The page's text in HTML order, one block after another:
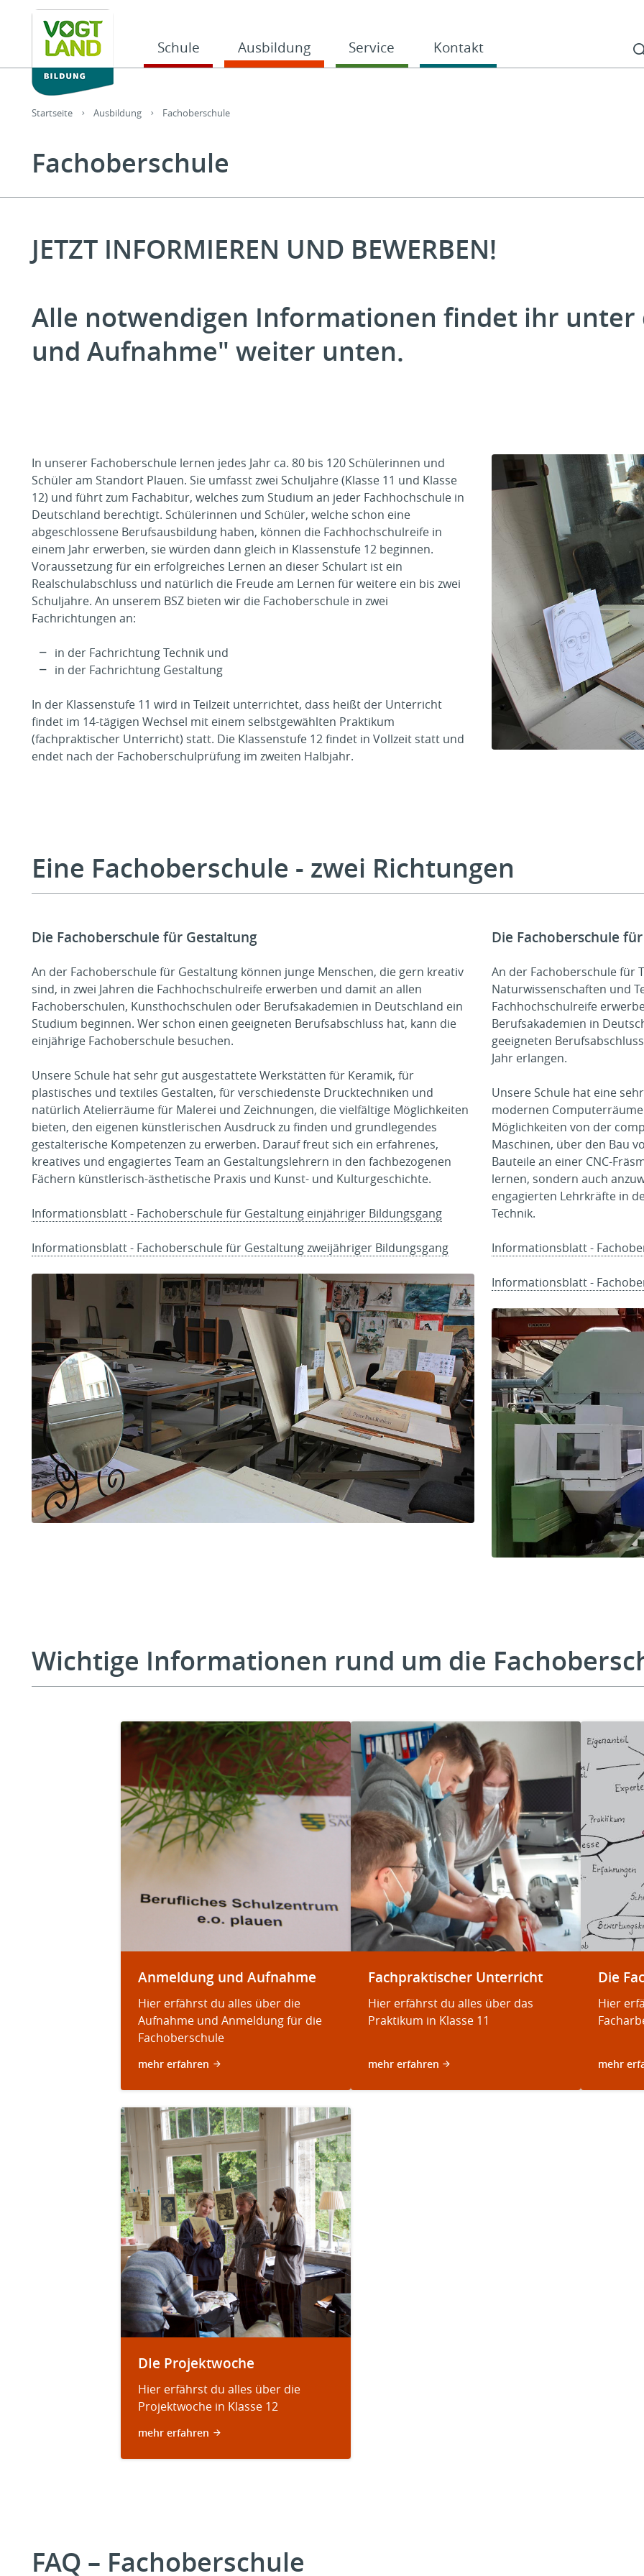
Hauptnavigation
Schule Ausbildung Service Kontakt
Sie sind hier:
Startseite Ausbildung Fachoberschule
Fachoberschule
JETZT INFORMIEREN UND BEWERBEN!
Alle notwendigen Informationen findet ihr unter
und Aufnahme" weiter unten.
In unserer Fachoberschule lernen jedes Jahr ca. 80 bis 120 Schülerinnen und
Schüler am Standort Plauen. Sie umfasst zwei Schuljahre (Klasse 11 und Klasse
12) und führt zum Fachabitur, welches zum Studium an jeder Fachhochschule in
Deutschland berechtigt. Schülerinnen und Schüler, welche schon eine
abgeschlossene Berufsausbildung haben, können die Fachhochschulreife in
einem Jahr erwerben, sie würden dann gleich in Klassenstufe 12 beginnen.
Voraussetzung für ein erfolgreiches Lernen an dieser Schulart ist ein
Realschulabschluss und natürlich die Freude am Lernen für weitere ein bis zwei
Schuljahre. An unserem BSZ bieten wir die Fachoberschule in zwei
Fachrichtungen an:
in der Fachrichtung Technik und
in der Fachrichtung Gestaltung
In der Klassenstufe 11 wird in Teilzeit unterrichtet, dass heißt der Unterricht
findet im 14-tägigen Wechsel mit einem selbstgewählten Praktikum
(fachpraktischer Unterricht) statt. Die Klassenstufe 12 findet in Vollzeit statt und
endet nach der Fachoberschulprüfung im zweiten Halbjahr.
Eine Fachoberschule - zwei Richtungen
Die Fachoberschule für Gestaltung
An der Fachoberschule für Gestaltung können junge Menschen, die gern kreativ
sind, in zwei Jahren die Fachhochschulreife erwerben und damit an allen
Fachoberschulen, Kunsthochschulen oder Berufsakademien in Deutschland ein
Studium beginnen. Wer schon einen geeigneten Berufsabschluss hat, kann die
einjährige Fachoberschule besuchen.
Unsere Schule hat sehr gut ausgestattete Werkstätten für Keramik, für
plastisches und textiles Gestalten, für verschiedenste Drucktechniken und
natürlich Atelierräume für Malerei und Zeichnungen, die vielfältige Möglichkeiten
bieten, den eigenen künstlerischen Ausdruck zu finden und grundlegendes
gestalterische Kompetenzen zu erwerben. Darauf freut sich ein erfahrenes,
kreatives und engagiertes Team an Gestaltungslehrern in den fachbezogenen
Fächern künstlerisch-ästhetische Praxis und Kunst- und Kulturgeschichte.
Informationsblatt - Fachoberschule für Gestaltung einjähriger Bildungsgang
Informationsblatt - Fachoberschule für Gestaltung zweijähriger Bildungsgang
Die Fachoberschule
An der Fachoberschule für
Naturwissenschaften und
Fachhochschulreife
Berufsakademien in
geeigneten
Jahr erlangen.
Unsere Schule hat eine
modernen
Möglichkeiten von der
Maschinen, über den Bau
Bauteile an einer CNC-
lernen, sondern auch
engagierten Lehrkräfte in
Technik.
Informationsblatt -
Informationsblatt -
Wichtige Informationen rund um die
Anmeldung und Aufnahme
Hier erfährst du alles über die
Aufnahme und Anmeldung für die
Fachoberschule
mehr erfahren
Fachpraktischer Unterricht
Hier erfährst du alles über das
Praktikum in Klasse 11
mehr erfahren
Die
Hier
mehr
DIe Projektwoche
Hier erfährst du alles über die
Projektwoche in Klasse 12
mehr erfahren
FAQ – Fachoberschule